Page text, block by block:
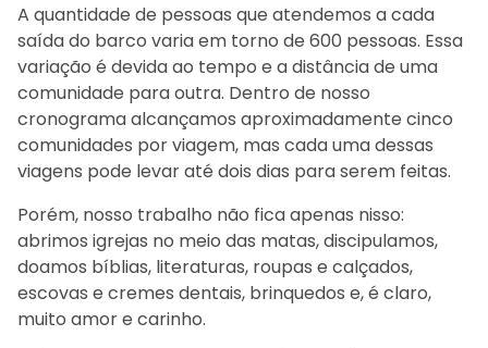
A quantidade de pessoas que atendemos a cada
saída do barco varia em torno de 600 pessoas. Essa
variação é devida ao tempo e a distância de uma
comunidade para outra. Dentro de nosso
cronograma alcançamos aproximadamente cinco
comunidades por viagem, mas cada uma dessas
viagens pode levar até dois dias para serem feitas.
Porém, nosso trabalho não fica apenas nisso:
abrimos igrejas no meio das matas, discipulamos,
doamos bíblias, literaturas, roupas e calçados,
escovas e cremes dentais, brinquedos e, é claro,
muito amor e carinho.